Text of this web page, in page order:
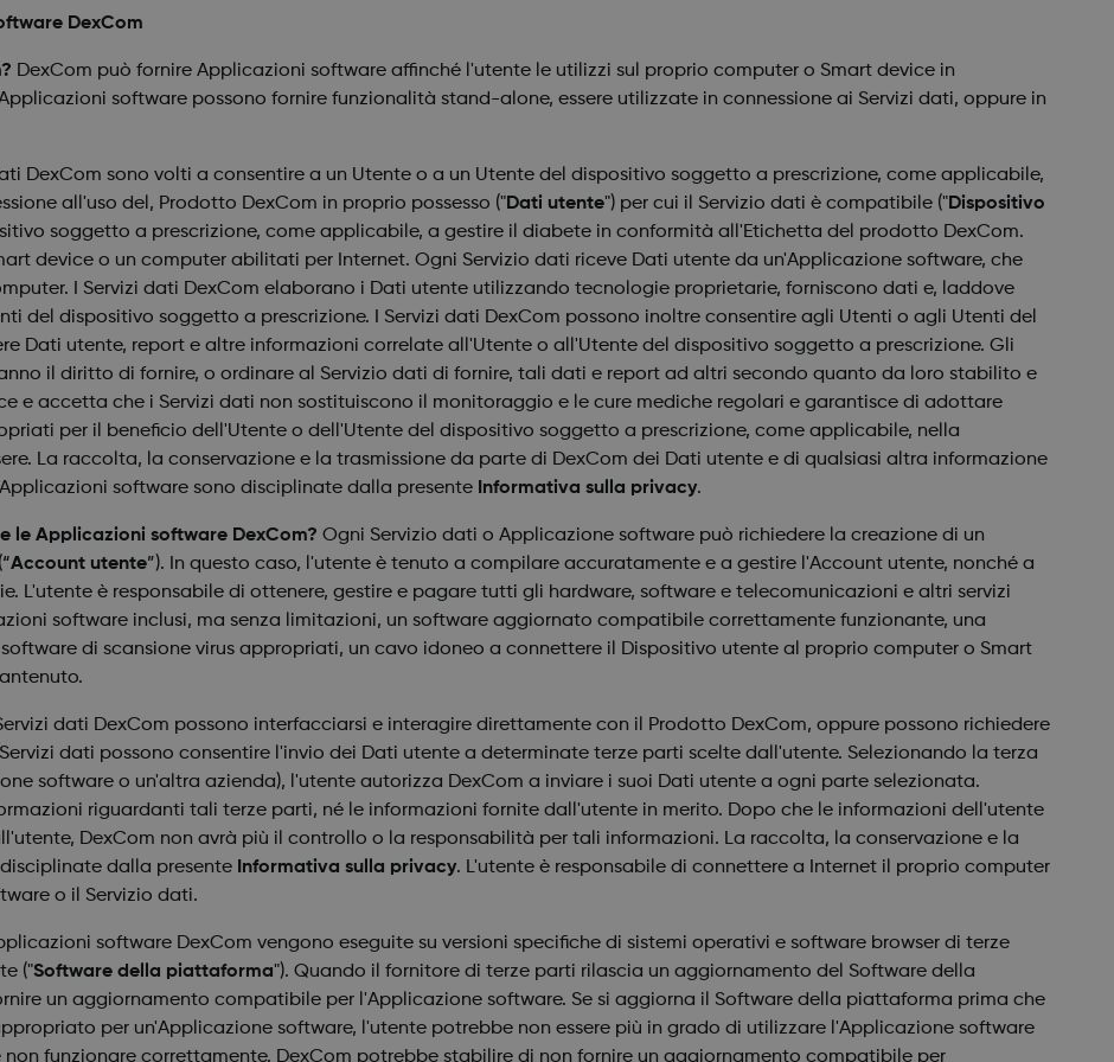
DexCom
DexCom può fornire Applicazioni software affinché l'utente le utilizzi sul proprio computer o Smart device in
software possono fornire funzionalità stand-alone, essere utilizzate in connessione ai Servizi dati, oppure in
DexCom sono volti a consentire a un Utente o a un Utente del dispositivo soggetto a prescrizione, come applicabile,
all'uso del, Prodotto DexCom in proprio possesso ("Dati utente") per cui il Servizio dati è compatibile ("Dispositivo
soggetto a prescrizione, come applicabile, a gestire il diabete in conformità all'Etichetta del prodotto DexCom.
device o un computer abilitati per Internet. Ogni Servizio dati riceve Dati utente da un'Applicazione software, che
I Servizi dati DexCom elaborano i Dati utente utilizzando tecnologie proprietarie, forniscono dati e, laddove
del dispositivo soggetto a prescrizione. I Servizi dati DexCom possono inoltre consentire agli Utenti o agli Utenti del
Dati utente, report e altre informazioni correlate all'Utente o all'Utente del dispositivo soggetto a prescrizione. Gli
il diritto di fornire, o ordinare al Servizio dati di fornire, tali dati e report ad altri secondo quanto da loro stabilito e
e accetta che i Servizi dati non sostituiscono il monitoraggio e le cure mediche regolari e garantisce di adottare
per il beneficio dell'Utente o dell'Utente del dispositivo soggetto a prescrizione, come applicabile, nella
La raccolta, la conservazione e la trasmissione da parte di DexCom dei Dati utente e di qualsiasi altra informazione
software sono disciplinate dalla presente Informativa sulla privacy.
le Applicazioni software DexCom? Ogni Servizio dati o Applicazione software può richiedere la creazione di un
Account utente”). In questo caso, l'utente è tenuto a compilare accuratamente e a gestire l'Account utente, nonché a
L'utente è responsabile di ottenere, gestire e pagare tutti gli hardware, software e telecomunicazioni e altri servizi
software inclusi, ma senza limitazioni, un software aggiornato compatibile correttamente funzionante, una
di scansione virus appropriati, un cavo idoneo a connettere il Dispositivo utente al proprio computer o Smart
dati DexCom possono interfacciarsi e interagire direttamente con il Prodotto DexCom, oppure possono richiedere
dati possono consentire l'invio dei Dati utente a determinate terze parti scelte dall'utente. Selezionando la terza
software o un'altra azienda), l'utente autorizza DexCom a inviare i suoi Dati utente a ogni parte selezionata.
riguardanti tali terze parti, né le informazioni fornite dall'utente in merito. Dopo che le informazioni dell'utente
DexCom non avrà più il controllo o la responsabilità per tali informazioni. La raccolta, la conservazione e la
dalla presente Informativa sulla privacy. L'utente è responsabile di connettere a Internet il proprio computer
o il Servizio dati.
software DexCom vengono eseguite su versioni specifiche di sistemi operativi e software browser di terze
("Software della piattaforma"). Quando il fornitore di terze parti rilascia un aggiornamento del Software della
un aggiornamento compatibile per l'Applicazione software. Se si aggiorna il Software della piattaforma prima che
per un'Applicazione software, l'utente potrebbe non essere più in grado di utilizzare l'Applicazione software
funzionare correttamente. DexCom potrebbe stabilire di non fornire un aggiornamento compatibile per